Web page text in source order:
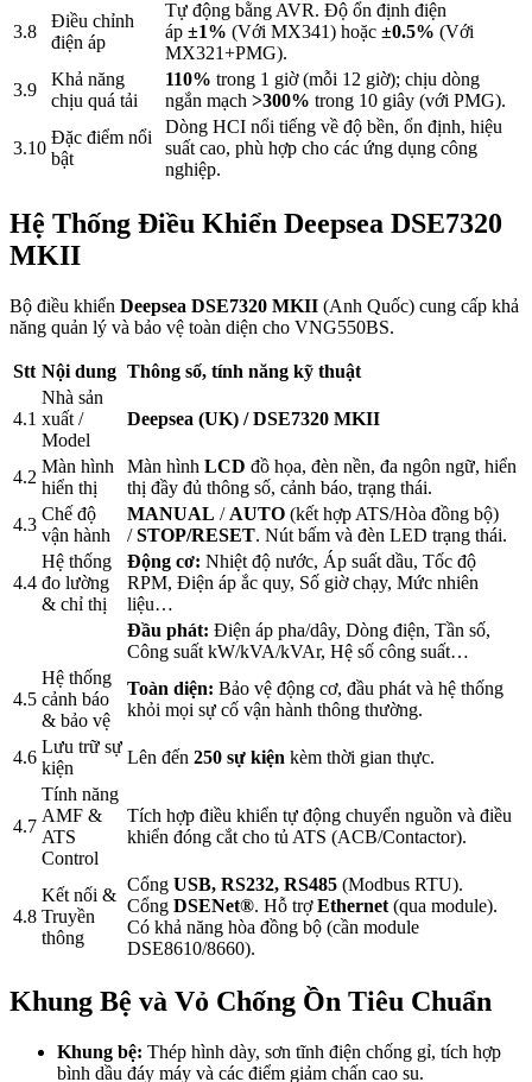
3.8
Điều chỉnh
điện áp
Tự động bằng AVR. Độ ổn định điện
áp ±1% (Với MX341) hoặc ±0.5% (Với
MX321+PMG).
3.9
Khả năng
chịu quá tải
110% trong 1 giờ (mỗi 12 giờ); chịu dòng
ngắn mạch >300% trong 10 giây (với PMG).
3.10
Đặc điểm nổi
bật
Dòng HCI nổi tiếng về độ bền, ổn định, hiệu
suất cao, phù hợp cho các ứng dụng công
nghiệp.
Hệ Thống Điều Khiển Deepsea DSE7320
MKII
Bộ điều khiển Deepsea DSE7320 MKII (Anh Quốc) cung cấp khả
năng quản lý và bảo vệ toàn diện cho VNG550BS.
Stt Nội dung Thông số, tính năng kỹ thuật
4.1
Nhà sản
xuất /
Model
Deepsea (UK) / DSE7320 MKII
4.2
Màn hình
hiển thị
Màn hình LCD đồ họa, đèn nền, đa ngôn ngữ, hiển
thị đầy đủ thông số, cảnh báo, trạng thái.
4.3
Chế độ
vận hành
MANUAL / AUTO (kết hợp ATS/Hòa đồng bộ)
/STOP/RESET. Nút bấm và đèn LED trạng thái.
4.4
Hệ thống
đo lường
& chỉ thị
Động cơ: Nhiệt độ nước, Áp suất dầu, Tốc độ
RPM, Điện áp ắc quy, Số giờ chạy, Mức nhiên
liệu…
Đầu phát: Điện áp pha/dây, Dòng điện, Tần số,
Công suất kW/kVA/kVAr, Hệ số công suất…
4.5
Hệ thống
cảnh báo
& bảo vệ
Toàn diện: Bảo vệ động cơ, đầu phát và hệ thống
khỏi mọi sự cố vận hành thông thường.
4.6
Lưu trữ sự
kiện
Lên đến 250 sự kiện kèm thời gian thực.
4.7
Tính năng
AMF &
ATS
Control
Tích hợp điều khiển tự động chuyển nguồn và điều
khiển đóng cắt cho tủ ATS (ACB/Contactor).
4.8
Kết nối &
Truyền
thông
Cổng USB, RS232, RS485 (Modbus RTU).
Cổng DSENet®. Hỗ trợEthernet (qua module).
Có khả năng hòa đồng bộ (cần module
DSE8610/8660).
Khung Bệ và Vỏ Chống Ồn Tiêu Chuẩn
Khung bệ: Thép hình dày, sơn tĩnh điện chống gỉ, tích hợp
bình dầu đáy máy và các điểm giảm chấn cao su.